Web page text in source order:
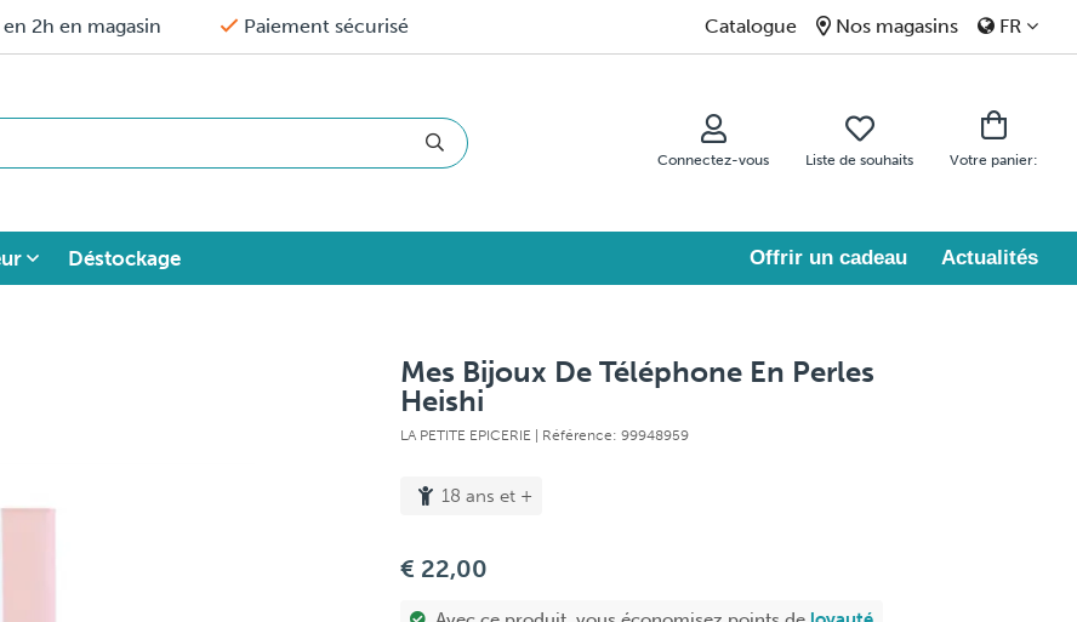
2h en magasin Paiement sécurisé Catalogue Nos magasins FR
Connectez-vous Liste de souhaits Votre panier:
Déstockage Offrir un cadeau Actualités
Mes Bijoux De Téléphone En Perles
Heishi
LA PETITE EPICERIE | Référence: 99948959
18 ans et +
€ 22,00